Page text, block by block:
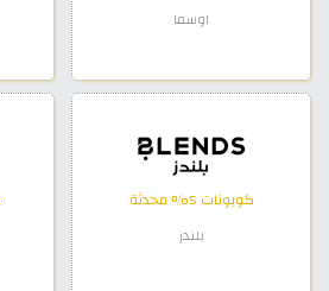
اوسما
كوبونات 5% محدثة
بلندز